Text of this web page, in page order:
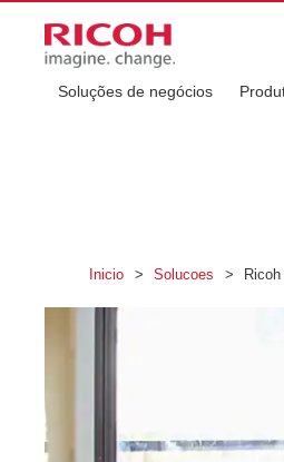
Soluções de negócios
Inicio > Solucoes >